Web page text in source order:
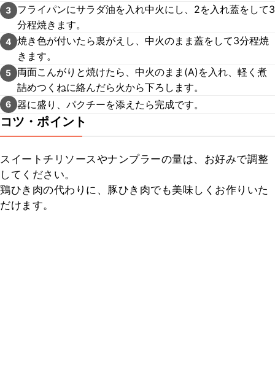
3
フライパンにサラダ油を入れ中火にし、2を入れ蓋をして3
分程焼きます。
4 焼き色が付いたら裏がえし、中火のまま蓋をして3分程焼
きます。
5
両面こんがりと焼けたら、中火のまま(A)を入れ、軽く煮
詰めつくねに絡んだら火から下ろします。
6 器に盛り、パクチーを添えたら完成です。
コツ・ポイント
スイートチリソースやナンプラーの量は、お好みで調整
してください。
鶏ひき肉の代わりに、豚ひき肉でも美味しくお作りいた
だけます。